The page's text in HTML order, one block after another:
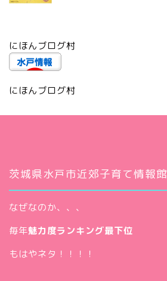
にほんブログ村
にほんブログ村
茨城県水戸市近郊子育て情報館
なぜなのか、、、
毎年魅力度ランキング最下位
もはやネタ！！！！